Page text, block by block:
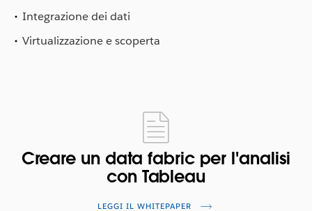
Integrazione dei dati
Virtualizzazione e scoperta
Creare un data fabric per l'analisi
con Tableau
LEGGI IL WHITEPAPER